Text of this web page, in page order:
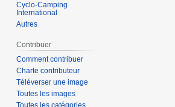
Cyclo-Camping
International
Autres
Contribuer
Comment contribuer
Charte contributeur
Téléverser une image
Toutes les images
Toutes les catégories